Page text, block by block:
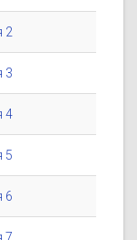
2
3
4
5
6